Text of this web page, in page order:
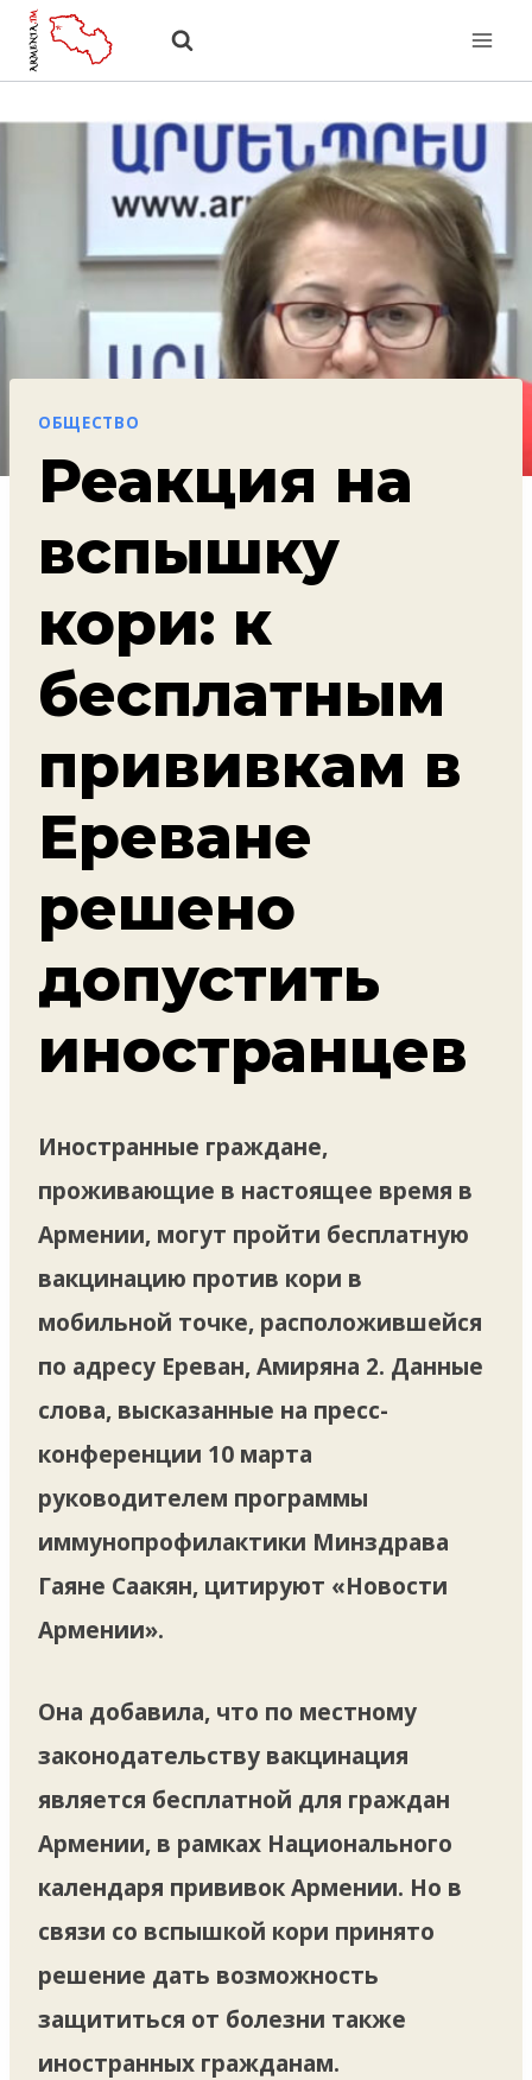
Перейти
ОБЩЕСТВО
Реакция на
вспышку
кори: к
бесплатным
прививкам в
Ереване
решено
допустить
иностранцев
Иностранные граждане,
проживающие в настоящее время в
Армении, могут пройти бесплатную
вакцинацию против кори в
мобильной точке, расположившейся
по адресу Ереван, Амиряна 2. Данные
слова, высказанные на пресс-
конференции 10 марта
руководителем программы
иммунопрофилактики Минздрава
Гаяне Саакян, цитируют «Новости
Армении».
Она добавила, что по местному
законодательству вакцинация
является бесплатной для граждан
Армении, в рамках Национального
календаря прививок Армении. Но в
связи со вспышкой кори принято
решение дать возможность
защититься от болезни также
иностранных гражданам.